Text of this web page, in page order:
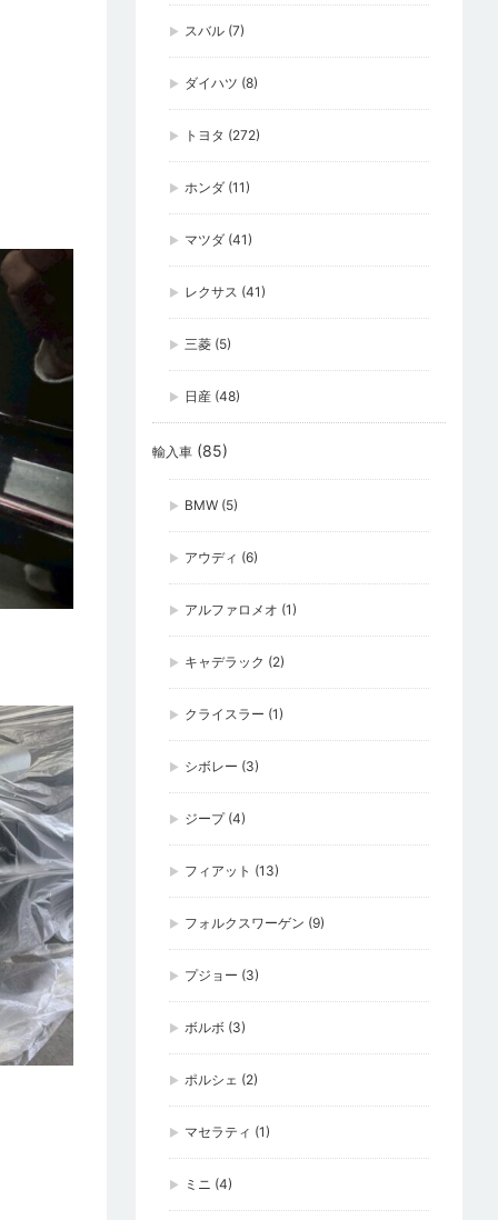
スバル(7)
ダイハツ (8)
トヨタ (272)
ホンダ(11)
マツダ(41)
レクサス (41)
三菱(5)
日産(48)
輸入車(85)
BMW(5)
アウディ (6)
アルファロメオ (1)
キャデラック (2)
クライスラー (1)
シボレー (3)
ジープ(4)
フィアット (13)
フォルクスワーゲン (9)
プジョー (3)
ボルボ(3)
ポルシェ (2)
マセラティ (1)
ミニ (4)